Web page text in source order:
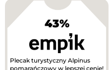
43%
Plecak turystyczny Alpinus
pomarańczowy w lepszej cenie!